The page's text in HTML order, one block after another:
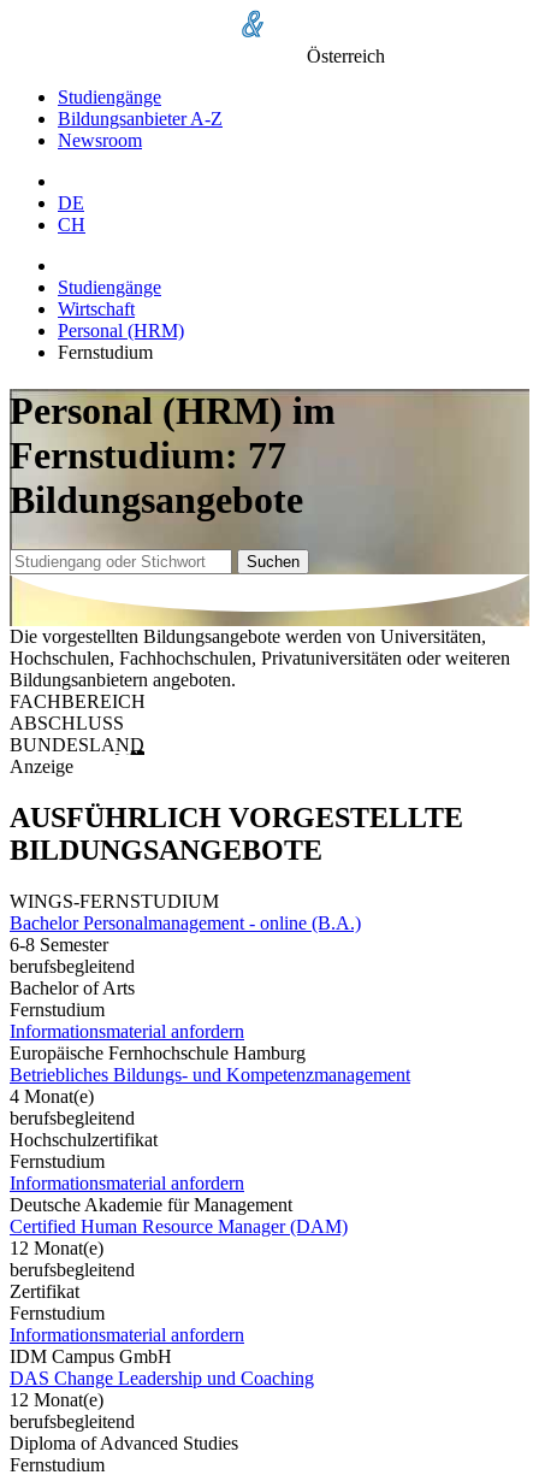
Österreich
Studiengänge
Bildungsanbieter A-Z
Newsroom
DE
CH
Studiengänge
Wirtschaft
Personal (HRM)
Fernstudium
Personal (HRM) im
Fernstudium: 77
Bildungsangebote
Suchen
Die vorgestellten Bildungsangebote werden von Universitäten,
Hochschulen, Fachhochschulen, Privatuniversitäten oder weiteren
Bildungsanbietern angeboten.
FACHBEREICH
ABSCHLUSS
BUNDESLAND
Anzeige
AUSFÜHRLICH VORGESTELLTE
BILDUNGSANGEBOTE
WINGS-FERNSTUDIUM
Bachelor Personalmanagement - online (B.A.)
6-8 Semester
berufsbegleitend
Bachelor of Arts
Fernstudium
Informationsmaterial anfordern
Europäische Fernhochschule Hamburg
Betriebliches Bildungs- und Kompetenzmanagement
4 Monat(e)
berufsbegleitend
Hochschulzertifikat
Fernstudium
Informationsmaterial anfordern
Deutsche Akademie für Management
Certified Human Resource Manager (DAM)
12 Monat(e)
berufsbegleitend
Zertifikat
Fernstudium
Informationsmaterial anfordern
IDM Campus GmbH
DAS Change Leadership und Coaching
12 Monat(e)
berufsbegleitend
Diploma of Advanced Studies
Fernstudium